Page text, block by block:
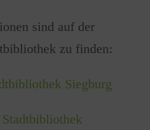
sind auf der
zu finden:
Siegburg
Stadtbibliothek